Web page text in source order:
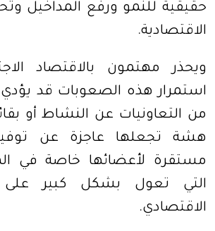
حقيقية للنمو ورفع المداخيل
الاقتصادية.
ويحذر مهتمون بالاقتصاد
استمرار هذه الصعوبات قد
من التعاونيات عن النشاط أو
هشة تجعلها عاجزة عن
مستقرة لأعضائها خاصة في
التي تعول بشكل كبير على
الاقتصادي.